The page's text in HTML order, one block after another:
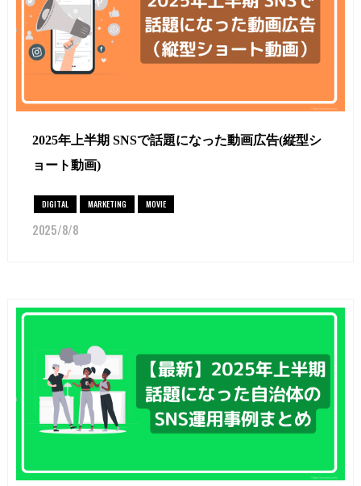
2025年上半期 SNSで話題になった動画広告(縦型シ
ョート動画)
DIGITAL MARKETING MOVIE
2025/8/8